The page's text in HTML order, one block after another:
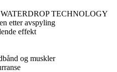
WATERDROP TECHNOLOGY
etter avspyling
effekt
og muskler